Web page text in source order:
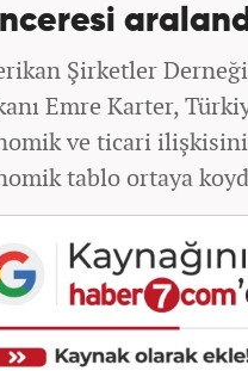
Şirketler
Emre Karter,
ve ticari
tablo ortaya